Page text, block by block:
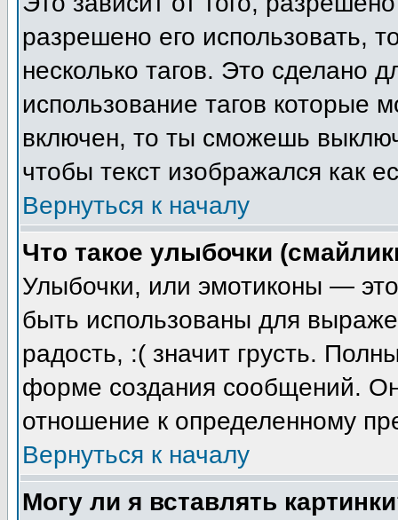
разрешено его использовать,
несколько тагов. Это сделано
использование тагов которые
включен, то ты сможешь
чтобы текст изображался как
Вернуться к началу
Что такое улыбочки
Улыбочки, или эмотиконы —
быть использованы для
радость, :( значит грусть.
форме создания сообщений.
отношение к определенному
Вернуться к началу
Могу ли я вставлять